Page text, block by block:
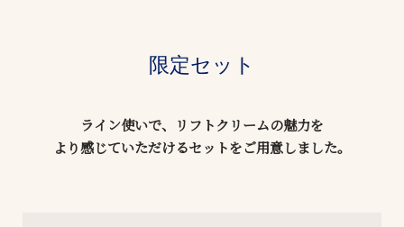
限定セット
ライン使いで、リフトクリームの魅力を
より感じていただけるセットをご用意しました。